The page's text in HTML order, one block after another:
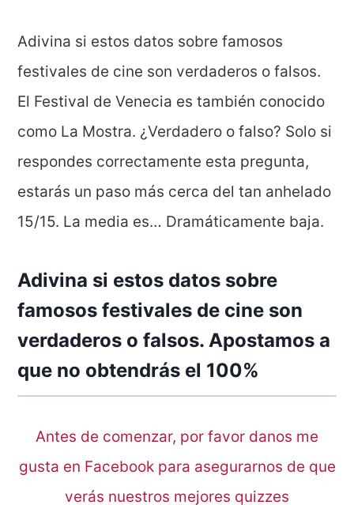
Adivina si estos datos sobre famosos
festivales de cine son verdaderos o falsos.
El Festival de Venecia es también conocido
como La Mostra. ¿Verdadero o falso? Solo si
respondes correctamente esta pregunta,
estarás un paso más cerca del tan anhelado
15/15. La media es… Dramáticamente baja.
Adivina si estos datos sobre
famosos festivales de cine son
verdaderos o falsos. Apostamos a
que no obtendrás el 100%
Antes de comenzar, por favor danos me
gusta en Facebook para asegurarnos de que
verás nuestros mejores quizzes